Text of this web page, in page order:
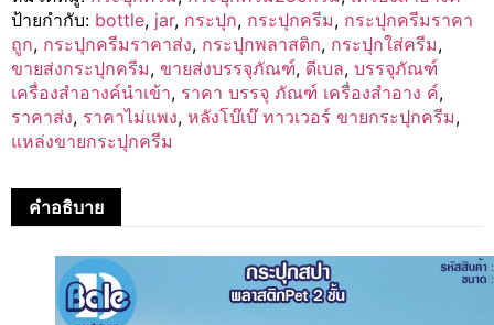
ป้ายกำกับ: bottle, jar, กระปุก, กระปุกครีม, กระปุกครีมราคา
ถูก, กระปุกครีมราคาส่ง, กระปุกพลาสติก, กระปุกใส่ครีม,
ขายส่งกระปุกครีม, ขายส่งบรรจุภัณฑ์, ดีเบล, บรรจุภัณฑ์
เครื่องสำอางค์นำเข้า, ราคา บรรจุ ภัณฑ์ เครื่องสำอาง ค์,
ราคาส่ง, ราคาไม่แพง, หลังโบ๊เบ๊ ทาวเวอร์ ขายกระปุกครีม,
แหล่งขายกระปุกครีม
คำอธิบาย